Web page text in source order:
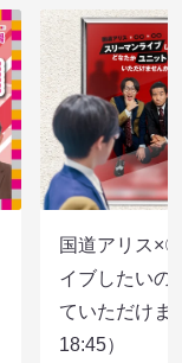
国道アリス×
イブしたいの
ていただけ
18:45）